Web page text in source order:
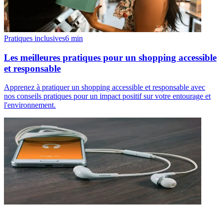
Pratiques inclusives6 min
Les meilleures pratiques pour un shopping accessible
et responsable
Apprenez à pratiquer un shopping accessible et responsable avec
nos conseils pratiques pour un impact positif sur votre entourage et
l'environnement.